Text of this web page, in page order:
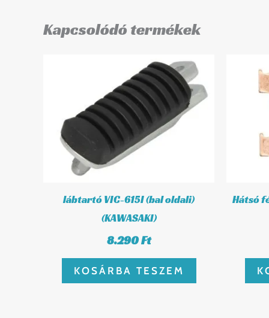
Kapcsolódó termékek
lábtartó VIC-615I (bal oldali)
(KAWASAKI)
8.290Ft
KOSÁRBA TESZEM
Hátsó